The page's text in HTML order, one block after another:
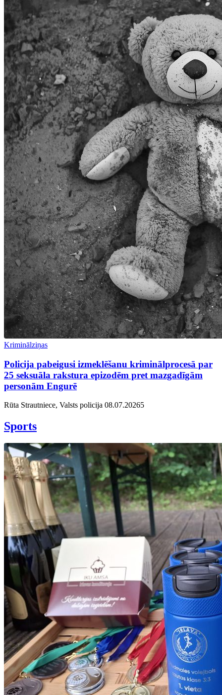
Kriminālziņas
Policija pabeigusi izmeklēšanu kriminālprocesā par
25 seksuāla rakstura epizodēm pret mazgadīgām
personām Engurē
Rūta Strautniece, Valsts policija 08.07.20265
Sports